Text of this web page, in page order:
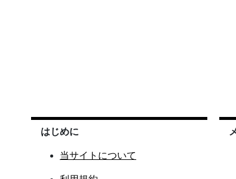
はじめに
当サイトについて